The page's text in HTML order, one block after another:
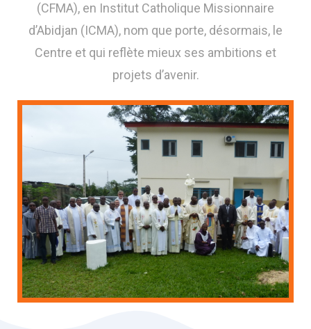
(CFMA), en Institut Catholique Missionnaire
d’Abidjan (ICMA), nom que porte, désormais, le
Centre et qui reflète mieux ses ambitions et
projets d’avenir.